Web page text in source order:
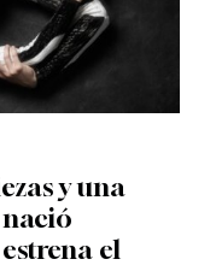
y una
el